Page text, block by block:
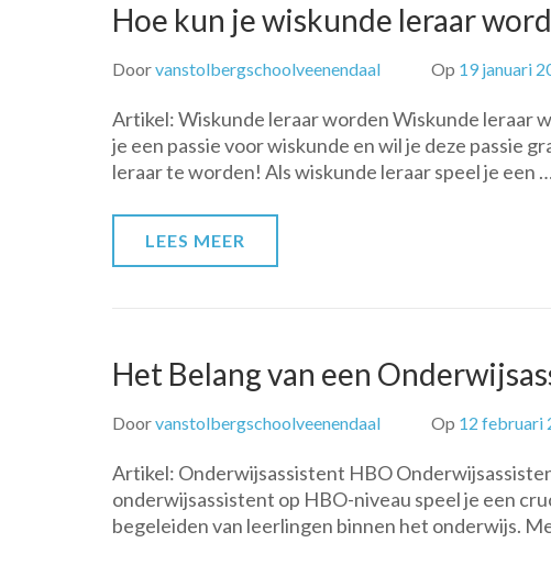
Hoe kun je wiskunde leraar
Doorvanstolbergschoolveenendaal Op 19 januari
Artikel: Wiskunde leraar worden Wiskunde leraar
je een passie voor wiskunde en wil je deze passie
leraar te worden! Als wiskunde leraar speel je een
LEES MEER
Het Belang van een
Doorvanstolbergschoolveenendaal Op 12 februari
Artikel: Onderwijsassistent HBO
onderwijsassistent op HBO-niveau speel je een
begeleiden van leerlingen binnen het onderwijs.